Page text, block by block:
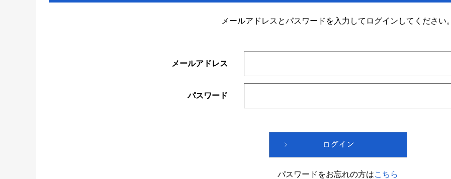
メールアドレスとパスワードを入力してログインしてください。
メールアドレス
パスワード
パスワードをお忘れの方はこちら